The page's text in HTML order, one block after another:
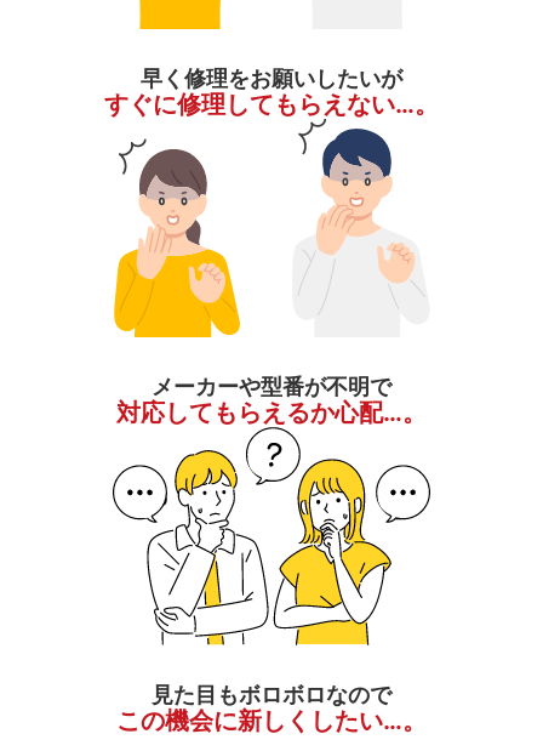
早く修理をお願いしたいが
すぐに修理してもらえない…。
メーカーや型番が不明で
対応してもらえるか心配…。
見た目もボロボロなので
この機会に新しくしたい…。